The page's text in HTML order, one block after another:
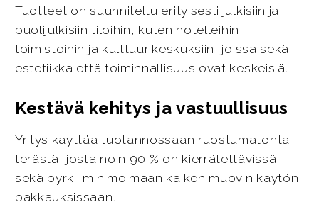
Tuotteet on suunniteltu erityisesti julkisiin ja
puolijulkisiin tiloihin, kuten hotelleihin,
toimistoihin ja kulttuurikeskuksiin, joissa sekä
estetiikka että toiminnallisuus ovat keskeisiä.
Kestävä kehitys ja vastuullisuus
Yritys käyttää tuotannossaan ruostumatonta
terästä, josta noin 90 % on kierrätettävissä
sekä pyrkii minimoimaan kaiken muovin käytön
pakkauksissaan.